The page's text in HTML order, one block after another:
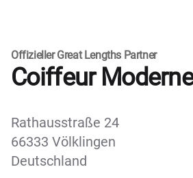
Offizieller Great Lengths Partner
Coiffeur Moderne
Rathausstraße 24
66333 Völklingen
Deutschland